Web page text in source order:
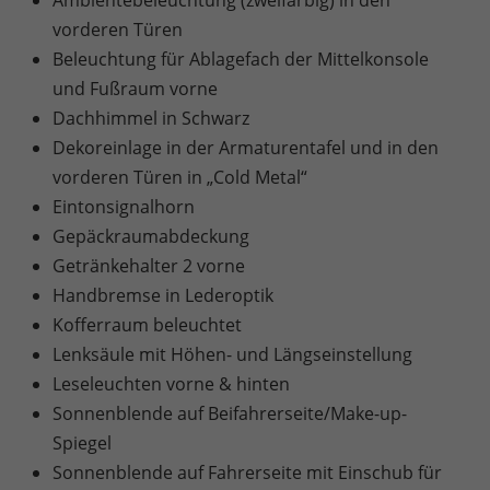
vorderen Türen
Beleuchtung für Ablagefach der Mittelkonsole
und Fußraum vorne
Dachhimmel in Schwarz
Dekoreinlage in der Armaturentafel und in den
vorderen Türen in „Cold Metal“
Eintonsignalhorn
Gepäckraumabdeckung
Getränkehalter 2 vorne
Handbremse in Lederoptik
Kofferraum beleuchtet
Lenksäule mit Höhen- und Längseinstellung
Leseleuchten vorne & hinten
Sonnenblende auf Beifahrerseite/Make-up-
Spiegel
Sonnenblende auf Fahrerseite mit Einschub für